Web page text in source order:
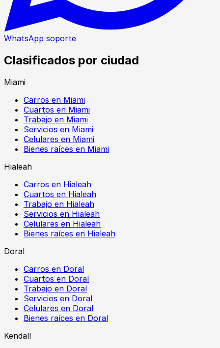
WhatsApp soporte
Clasificados por ciudad
Miami
Carros en Miami
Cuartos en Miami
Trabajo en Miami
Servicios en Miami
Celulares en Miami
Bienes raíces en Miami
Hialeah
Carros en Hialeah
Cuartos en Hialeah
Trabajo en Hialeah
Servicios en Hialeah
Celulares en Hialeah
Bienes raíces en Hialeah
Doral
Carros en Doral
Cuartos en Doral
Trabajo en Doral
Servicios en Doral
Celulares en Doral
Bienes raíces en Doral
Kendall